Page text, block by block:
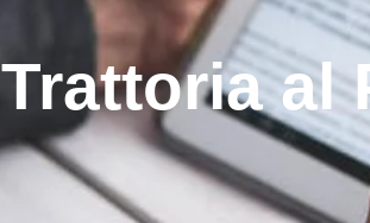
Trattoria al